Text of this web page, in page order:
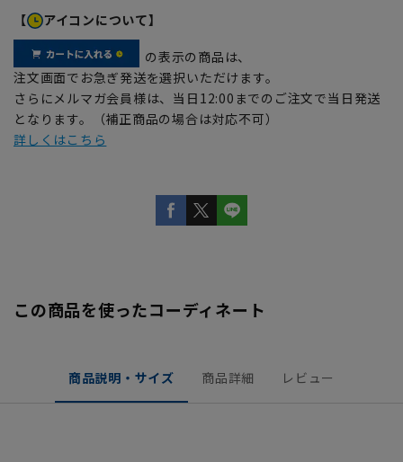
【 アイコンについて】
の表示の商品は、
注文画面でお急ぎ発送を選択いただけます。
さらにメルマガ会員様は、当日12:00までのご注文で当日発送
となります。（補正商品の場合は対応不可）
詳しくはこちら
この商品を使ったコーディネート
商品説明・サイズ 商品詳細 レビュー